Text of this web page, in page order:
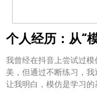
个人经历：从“
我曾经在抖音上尝试过
美，但通过不断练习，
让我明白，模仿是学习的